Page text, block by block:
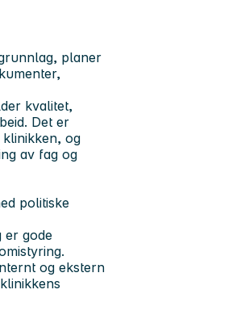
planer
kvalitet,
Det er
og
av fag og
politiske
er gode
og ekstern